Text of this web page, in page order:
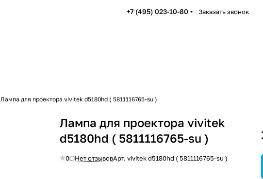
+7 (495) 023-10-80 Заказать звонок
Лампа для проектора vivitek d5180hd ( 5811116765-su )
Лампа для проектора vivitek
d5180hd ( 5811116765-su )
0 Нет отзывовАрт.vivitek d5180hd ( 5811116765-su )